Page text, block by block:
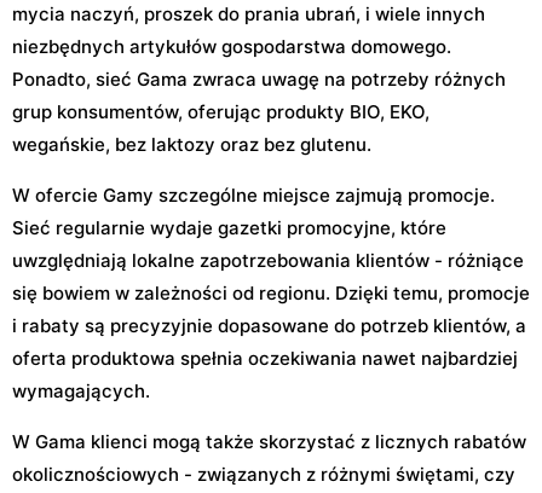
mycia naczyń, proszek do prania ubrań, i wiele innych
niezbędnych artykułów gospodarstwa domowego.
Ponadto, sieć Gama zwraca uwagę na potrzeby różnych
grup konsumentów, oferując produkty BIO, EKO,
wegańskie, bez laktozy oraz bez glutenu.
W ofercie Gamy szczególne miejsce zajmują promocje.
Sieć regularnie wydaje gazetki promocyjne, które
uwzględniają lokalne zapotrzebowania klientów - różniące
się bowiem w zależności od regionu. Dzięki temu, promocje
i rabaty są precyzyjnie dopasowane do potrzeb klientów, a
oferta produktowa spełnia oczekiwania nawet najbardziej
wymagających.
W Gama klienci mogą także skorzystać z licznych rabatów
okolicznościowych - związanych z różnymi świętami, czy